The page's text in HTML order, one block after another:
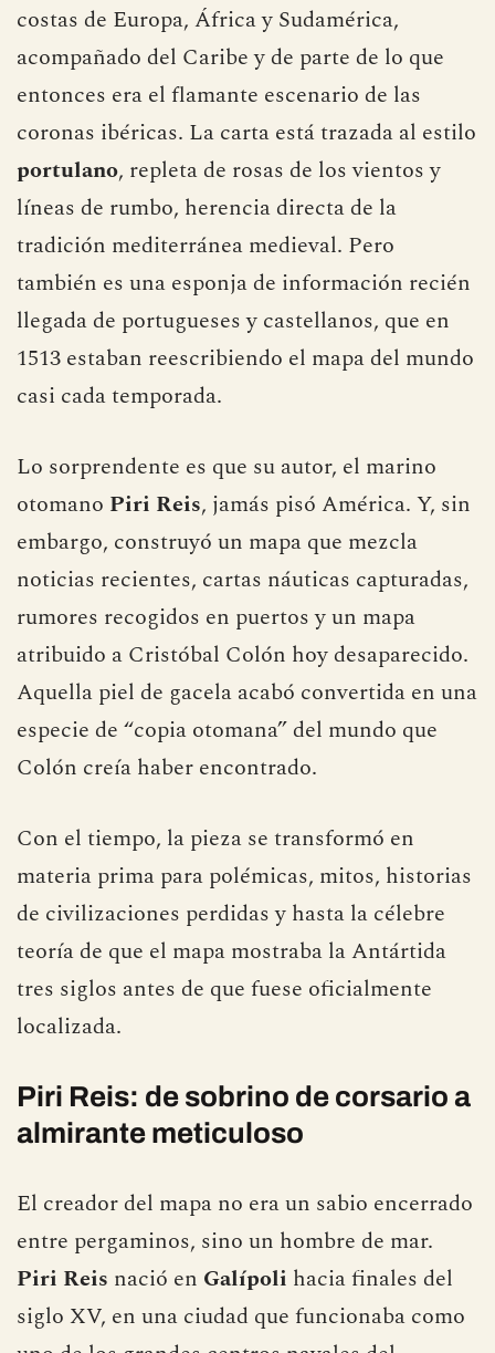
costas de Europa, África y Sudamérica,
acompañado del Caribe y de parte de lo que
entonces era el flamante escenario de las
coronas ibéricas. La carta está trazada al estilo
portulano, repleta de rosas de los vientos y
líneas de rumbo, herencia directa de la
tradición mediterránea medieval. Pero
también es una esponja de información recién
llegada de portugueses y castellanos, que en
1513 estaban reescribiendo el mapa del mundo
casi cada temporada.
Lo sorprendente es que su autor, el marino
otomano Piri Reis, jamás pisó América. Y, sin
embargo, construyó un mapa que mezcla
noticias recientes, cartas náuticas capturadas,
rumores recogidos en puertos y un mapa
atribuido a Cristóbal Colón hoy desaparecido.
Aquella piel de gacela acabó convertida en una
especie de “copia otomana” del mundo que
Colón creía haber encontrado.
Con el tiempo, la pieza se transformó en
materia prima para polémicas, mitos, historias
de civilizaciones perdidas y hasta la célebre
teoría de que el mapa mostraba la Antártida
tres siglos antes de que fuese oficialmente
localizada.
Piri Reis: de sobrino de corsario a
almirante meticuloso
El creador del mapa no era un sabio encerrado
entre pergaminos, sino un hombre de mar.
Piri Reis nació en Galípoli hacia finales del
siglo XV, en una ciudad que funcionaba como